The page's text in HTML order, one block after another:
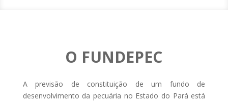
O FUNDEPEC
A previsão de constituição de um fundo de
desenvolvimento da pecuária no Estado do Pará está